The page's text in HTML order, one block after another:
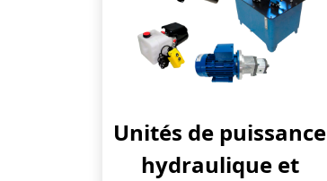
Unités de puissance
hydraulique et